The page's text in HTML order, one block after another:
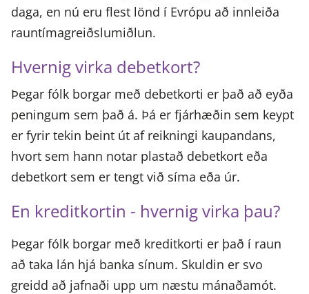
daga, en nú eru flest lönd í Evrópu að innleiða
rauntímagreiðslumiðlun.
Hvernig virka debetkort?
Þegar fólk borgar með debetkorti er það að eyða
peningum sem það á. Þá er fjárhæðin sem keypt
er fyrir tekin beint út af reikningi kaupandans,
hvort sem hann notar plastað debetkort eða
debetkort sem er tengt við síma eða úr.
En kreditkortin - hvernig virka þau?
Þegar fólk borgar með kreditkorti er það í raun
að taka lán hjá banka sínum. Skuldin er svo
greidd að jafnaði upp um næstu mánaðamót.